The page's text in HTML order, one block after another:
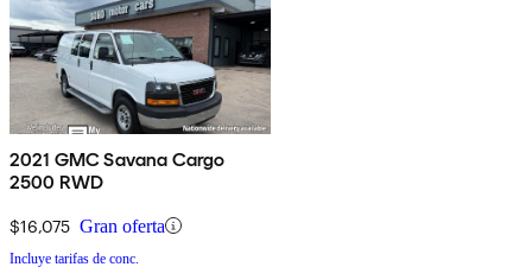
2021 GMC Savana Cargo
2500 RWD
$16,075 Gran oferta
Incluye tarifas de conc.